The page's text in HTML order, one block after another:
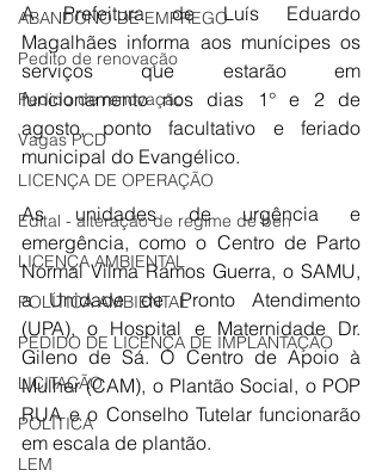
ABANDONO DE EMPREGO
Pedito de renovação
Pedido de renovação
Vagas PCD
LICENÇA DE OPERAÇÃO
Edital - alteração de regime de ben
LICENÇA AMBIENTAL
POLÍTICA AMBIENTAL
PEDIDO DE LICENÇA DE IMPLANTAÇÃO
LICITAÇÃO
POLÍTICA
LEM
A Prefeitura de Luís Eduardo
Magalhães informa aos munícipes os
serviços que estarão em
funcionamento nos dias 1° e 2 de
agosto, ponto facultativo e feriado
municipal do Evangélico.
As unidades de urgência e
emergência, como o Centro de Parto
Normal Vilma Ramos Guerra, o SAMU,
a Unidade de Pronto Atendimento
(UPA), o Hospital e Maternidade Dr.
Gileno de Sá. O Centro de Apoio à
Mulher (CAM), o Plantão Social, o POP
RUA e o Conselho Tutelar funcionarão
em escala de plantão.